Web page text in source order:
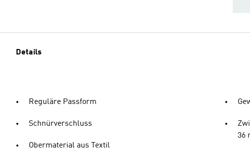
Details
Reguläre Passform
Schnürverschluss
Obermaterial aus Textil
36